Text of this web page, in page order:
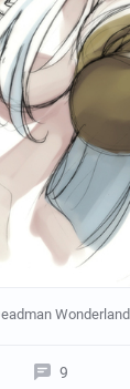
Wonderland
9